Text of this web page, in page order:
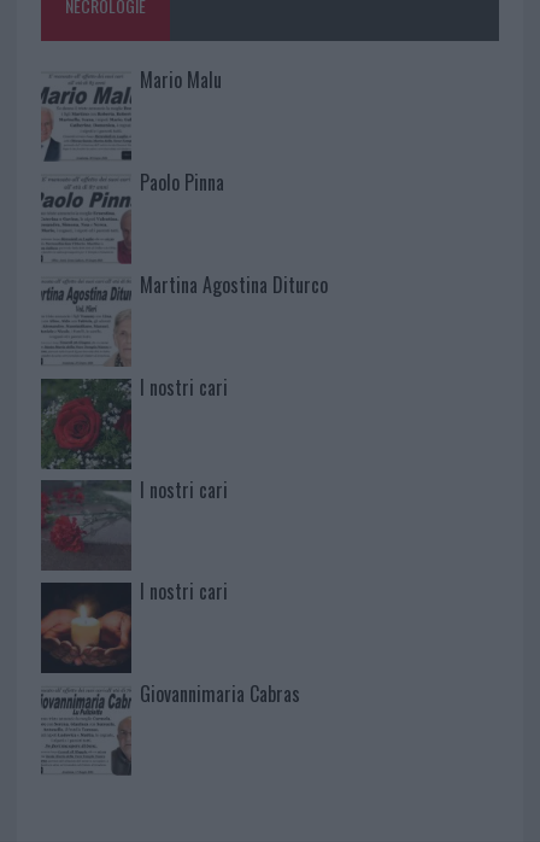
NECROLOGIE
Mario Malu
Paolo Pinna
Martina Agostina Diturco
I nostri cari
I nostri cari
I nostri cari
Giovannimaria Cabras